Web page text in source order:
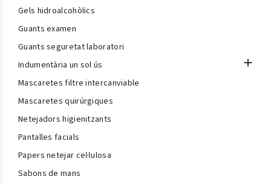
Gels hidroalcohòlics
Guants examen
Guants seguretat laboratori
Indumentària un sol ús

Mascaretes filtre intercanviable
Mascaretes quirúrgiques
Netejadors higienitzants
Pantalles facials
Papers netejar cel·lulosa
Sabons de mans